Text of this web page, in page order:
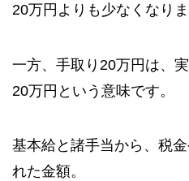
20万円よりも少なくなりま
一方、手取り20万円は、
20万円という意味です。
基本給と諸手当から、税
れた金額。